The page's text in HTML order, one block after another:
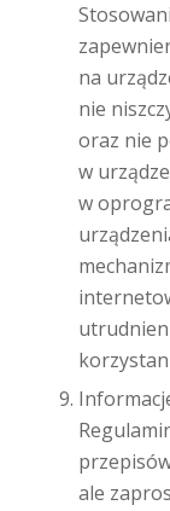
na
nie
oraz nie
w
w
ale